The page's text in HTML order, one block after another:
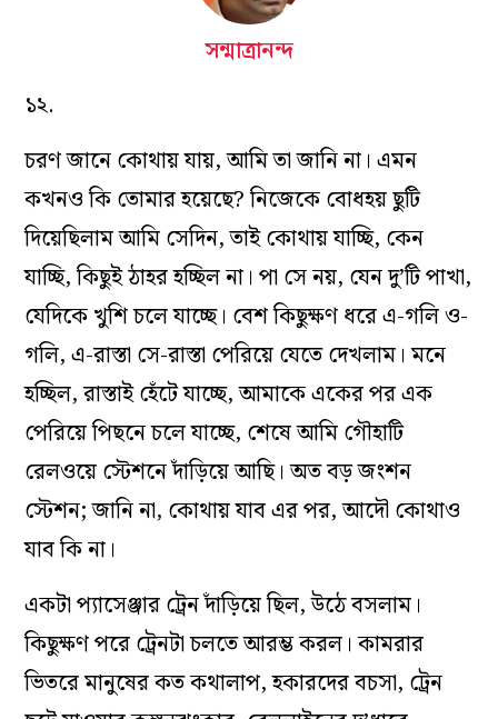
সন্মাত্রানন্দ
১২.
চরণ জানে কোথায় যায়, আমি তা জানি না। এমন
কখনও কি তোমার হয়েছে? নিজেকে বোধহয় ছুটি
দিয়েছিলাম আমি সেদিন, তাই কোথায় যাচ্ছি, কেন
যাচ্ছি, কিছুই ঠাহর হচ্ছিল না। পা সে নয়, যেন দু’টি পাখা,
যেদিকে খুশি চলে যাচ্ছে। বেশ কিছুক্ষণ ধরে এ-গলি ও-
গলি, এ-রাস্তা সে-রাস্তা পেরিয়ে যেতে দেখলাম। মনে
হচ্ছিল, রাস্তাই হেঁটে যাচ্ছে, আমাকে একের পর এক
পেরিয়ে পিছনে চলে যাচ্ছে, শেষে আমি গৌহাটি
রেলওয়ে স্টেশনে দাঁড়িয়ে আছি। অত বড় জংশন
স্টেশন; জানি না, কোথায় যাব এর পর, আদৌ কোথাও
যাব কি না।
একটা প্যাসেঞ্জার ট্রেন দাঁড়িয়ে ছিল, উঠে বসলাম।
কিছুক্ষণ পরে ট্রেনটা চলতে আরম্ভ করল। কামরার
ভিতরে মানুষের কত কথালাপ, হকারদের বচসা, ট্রেন